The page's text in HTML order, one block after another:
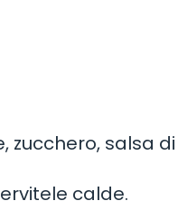
salsa di
calde.